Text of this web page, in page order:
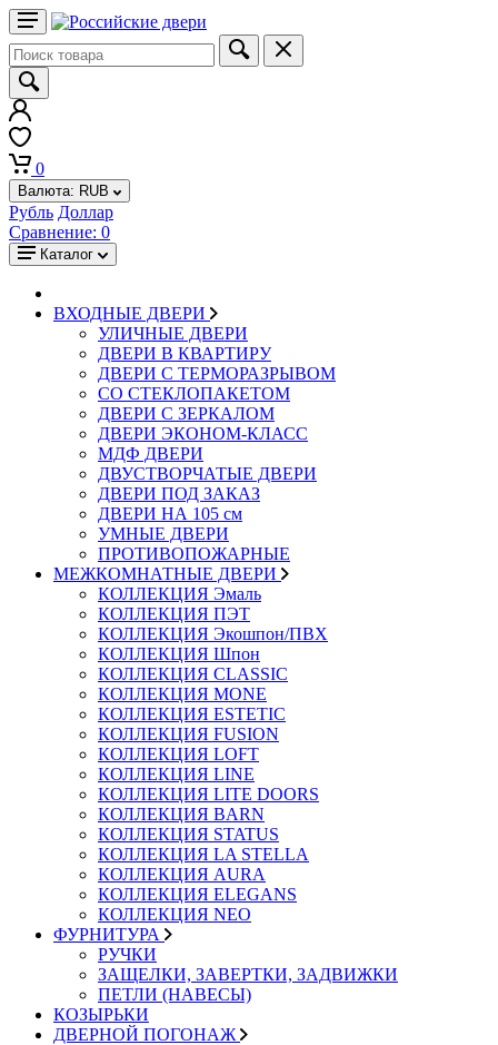
0
Валюта: RUB
Рубль Доллар
Сравнение: 0
Каталог
ВХОДНЫЕ ДВЕРИ
УЛИЧНЫЕ ДВЕРИ
ДВЕРИ В КВАРТИРУ
ДВЕРИ С ТЕРМОРАЗРЫВОМ
СО СТЕКЛОПАКЕТОМ
ДВЕРИ С ЗЕРКАЛОМ
ДВЕРИ ЭКОНОМ-КЛАСС
МДФ ДВЕРИ
ДВУСТВОРЧАТЫЕ ДВЕРИ
ДВЕРИ ПОД ЗАКАЗ
ДВЕРИ НА 105 см
УМНЫЕ ДВЕРИ
ПРОТИВОПОЖАРНЫЕ
МЕЖКОМНАТНЫЕ ДВЕРИ
КОЛЛЕКЦИЯ Эмаль
КОЛЛЕКЦИЯ ПЭТ
КОЛЛЕКЦИЯ Экошпон/ПВХ
КОЛЛЕКЦИЯ Шпон
КОЛЛЕКЦИЯ CLASSIC
КОЛЛЕКЦИЯ MONE
КОЛЛЕКЦИЯ ESTETIC
КОЛЛЕКЦИЯ FUSION
КОЛЛЕКЦИЯ LOFT
КОЛЛЕКЦИЯ LINE
КОЛЛЕКЦИЯ LITE DOORS
КОЛЛЕКЦИЯ BARN
КОЛЛЕКЦИЯ STATUS
КОЛЛЕКЦИЯ LA STELLA
КОЛЛЕКЦИЯ AURA
КОЛЛЕКЦИЯ ELEGANS
КОЛЛЕКЦИЯ NEO
ФУРНИТУРА
РУЧКИ
ЗАЩЕЛКИ, ЗАВЕРТКИ, ЗАДВИЖКИ
ПЕТЛИ (НАВЕСЫ)
КОЗЫРЬКИ
ДВЕРНОЙ ПОГОНАЖ